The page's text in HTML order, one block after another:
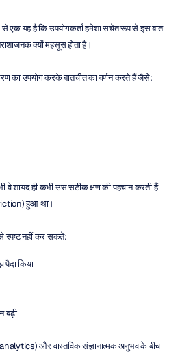
एक यह है कि उपयोगकर्ता हमेशा सचेत रूप से इस बात
क्यों महसूस होता है।
का उपयोग करके बातचीत का वर्णन करते हैं जैसे:
वे शायद ही कभी उस सटीक क्षण की पहचान करती हैं
हुआ था।
स्पष्ट नहीं कर सकते:
किया
बढ़ी
और वास्तविक संज्ञानात्मक अनुभव के बीच